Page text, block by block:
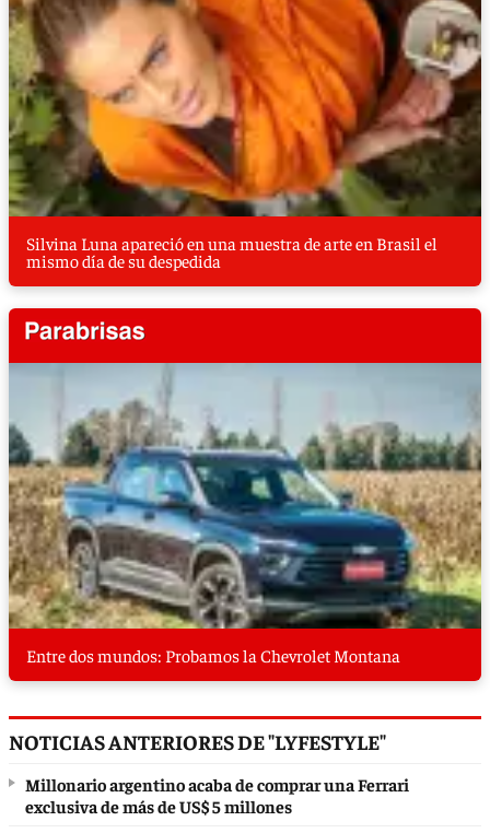
Silvina Luna apareció en una muestra de arte en Brasil el
mismo día de su despedida
Entre dos mundos: Probamos la Chevrolet Montana
NOTICIAS ANTERIORES DE "LYFESTYLE"
Millonario argentino acaba de comprar una Ferrari
exclusiva de más de US$ 5 millones